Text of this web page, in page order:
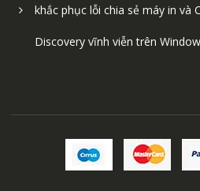
khắc phục lỗi chia sẻ máy in và
Discovery vĩnh viễn trên